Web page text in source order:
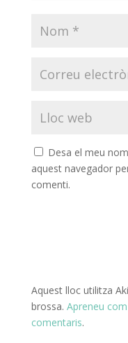
Desa el meu
aquest navegador
comenti.
Aquest lloc utilitza
brossa. Apreneu
comentaris.